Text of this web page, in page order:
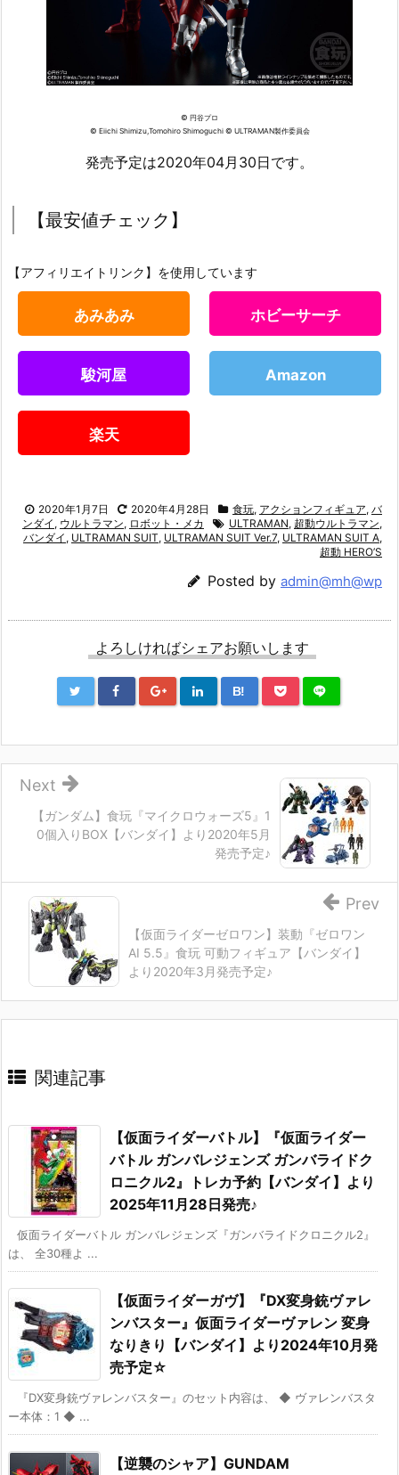
© 円谷プロ
© Eiichi Shimizu,Tomohiro Shimoguchi © ULTRAMAN製作委員会
発売予定は2020年04月30日です。
【最安値チェック】
【アフィリエイトリンク】を使用しています
あみあみ ホビーサーチ
駿河屋 Amazon
楽天
2020年1月7日 2020年4月28日 食玩, アクションフィギュア, バ
ンダイ , ウルトラマン, ロボット・メカ ULTRAMAN, 超動ウルトラマン,
バンダイ , ULTRAMAN SUIT, ULTRAMAN SUIT Ver.7, ULTRAMAN SUIT A,
超動 HERO’S
Posted by admin@mh@wp
よろしければシェアお願いします
B!
【ガンダム】食玩『マイクロウォーズ5』1
0個入りBOX【バンダイ】より2020年5月
発売予定♪
Next
【仮面ライダーゼロワン】装動『ゼロワン
AI 5.5』食玩 可動フィギュア【バンダイ】
より2020年3月発売予定♪
Prev
関連記事
【仮面ライダーバトル】『仮面ライダー
バトル ガンバレジェンズ ガンバライドク
ロニクル2』トレカ予約【バンダイ】より
2025年11月28日発売♪
仮面ライダーバトル ガンバレジェンズ『ガンバライドクロニクル2』
は、 全30種よ ...
【仮面ライダーガヴ】『DX変身銃ヴァレ
ンバスター』仮面ライダーヴァレン 変身
なりきり【バンダイ】より2024年10月発
売予定☆
『DX変身銃ヴァレンバスター』のセット内容は、 ◆ ヴァレンバスタ
ー本体：1 ◆ ...
【逆襲のシャア】GUNDAM